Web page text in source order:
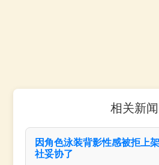
相关新闻
因角色泳装背影性感被拒上
社妥协了